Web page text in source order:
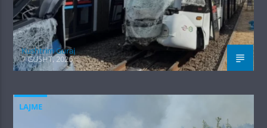
Kushtrim Guraj
7 GUSHT, 2026
LAJME